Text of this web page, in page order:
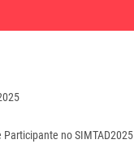
Participante no SIMTAD2025